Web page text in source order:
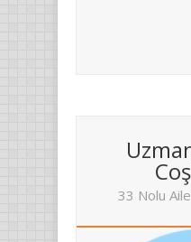
33 Nolu